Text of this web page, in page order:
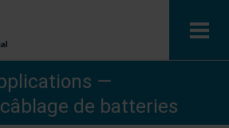
par industrie
—
de batteries